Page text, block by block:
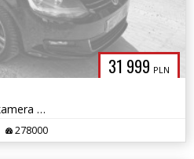
31 999 PLN
2.0tdi 7 osobowy Webasto kamera Navi automat full serwis 1.r.gwarancj
278000